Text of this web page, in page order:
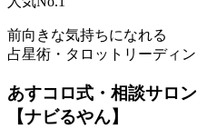
前向きな気持ちになれる
占星術・タロットリーディ
あすコロ式・相談サロン
【ナビるやん】